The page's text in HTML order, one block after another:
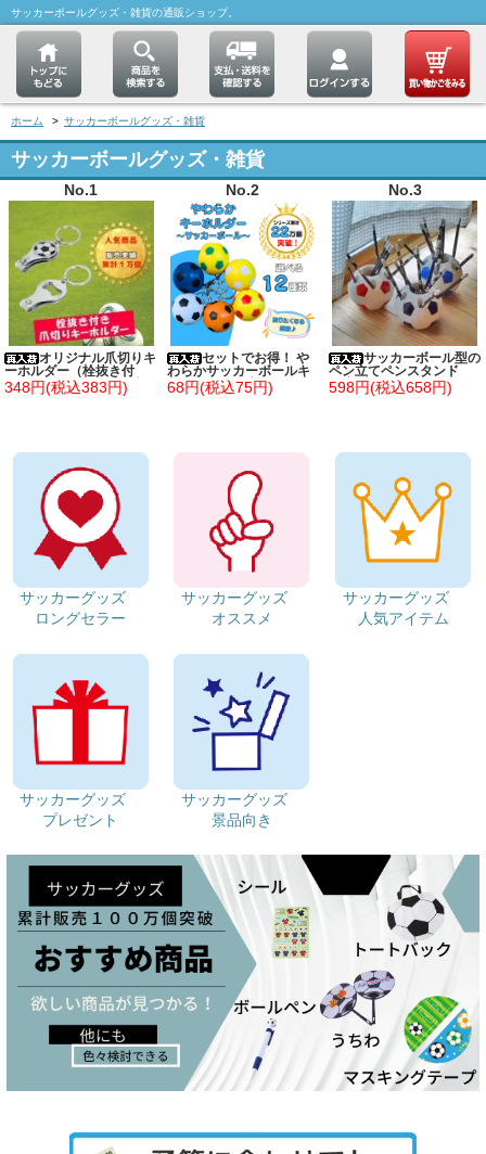
サッカーボールグッズ・雑貨の通販ショップ。
ホーム > サッカーボールグッズ・雑貨
サッカーボールグッズ・雑貨
No.1
オリジナル爪切りキ
ーホルダー（栓抜き付
き） サッカーボール柄
348円(税込383円)
No.2
セットでお得！ や
わらかサッカーボールキ
ーホルダー（大） 単価６
２円～
68円(税込75円)
No.3
サッカーボール型の
ペン立てペンスタンド
（歯ブラシたてにも！）
598円(税込658円)
サッカーグッズ
ロングセラー
サッカーグッズ
オススメ
サッカーグッズ
人気アイテム
サッカーグッズ
プレゼント
サッカーグッズ
景品向き